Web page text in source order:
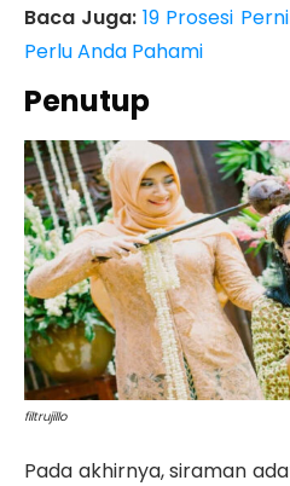
Baca Juga:19 Prosesi
Perlu Anda Pahami
Penutup
filtrujillo
Pada akhirnya, siraman